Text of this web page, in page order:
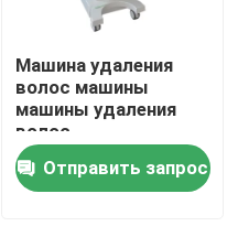
Машина удаления
волос машины
машины удаления
волос
Ipl/Ipl/Ipl/Ipl+Shr
Отправить запрос